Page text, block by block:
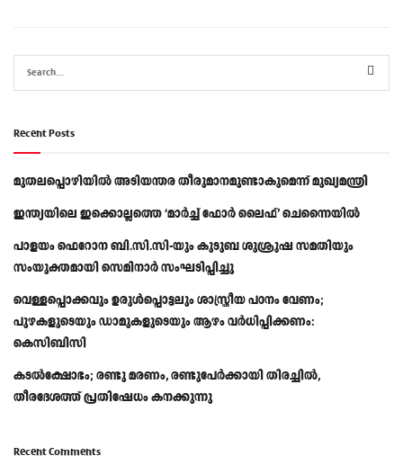
Recent Posts
മുതലപ്പൊഴിയിൽ അടിയന്തര തീരുമാനമുണ്ടാകുമെന്ന് മുഖ്യമന്ത്രി
ഇന്ത്യയിലെ ഇക്കൊല്ലത്തെ ‘മാർച്ച് ഫോർ ലൈഫ്’ ചെന്നൈയിൽ
പാളയം ഫെറോന ബി.സി.സി-യും കുടുബ ശുശ്രൂഷ സമതിയും
സംയുക്തമായി സെമിനാർ സംഘടിപ്പിച്ചു
വെള്ളപ്പൊക്കവും ഉരുള്‍പ്പൊട്ടലും ശാസ്ത്രീയ പഠനം വേണം;
പുഴകളുടെയും ഡാമുകളുടെയും ആഴം വര്‍ധിപ്പിക്കണം:
കെസിബിസി
കടൽക്ഷോഭം; രണ്ടു മരണം, രണ്ടുപേർക്കായി തിരച്ചിൽ,
തീരദേശത്ത് പ്രതിഷേധം കനക്കുന്നു
Recent Comments